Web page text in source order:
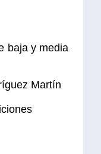
baja y media
Martín